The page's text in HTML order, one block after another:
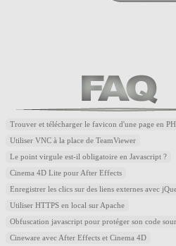
Trouver et télécharger le favicon d'une page en
Utiliser VNC à la place de TeamViewer
Le point virgule est-il obligatoire en Javascript ?
Cinema 4D Lite pour After Effects
Enregistrer les clics sur des liens externes avec
Utiliser HTTPS en local sur Apache
Obfuscation javascript pour protéger son code
Cineware avec After Effects et Cinema 4D